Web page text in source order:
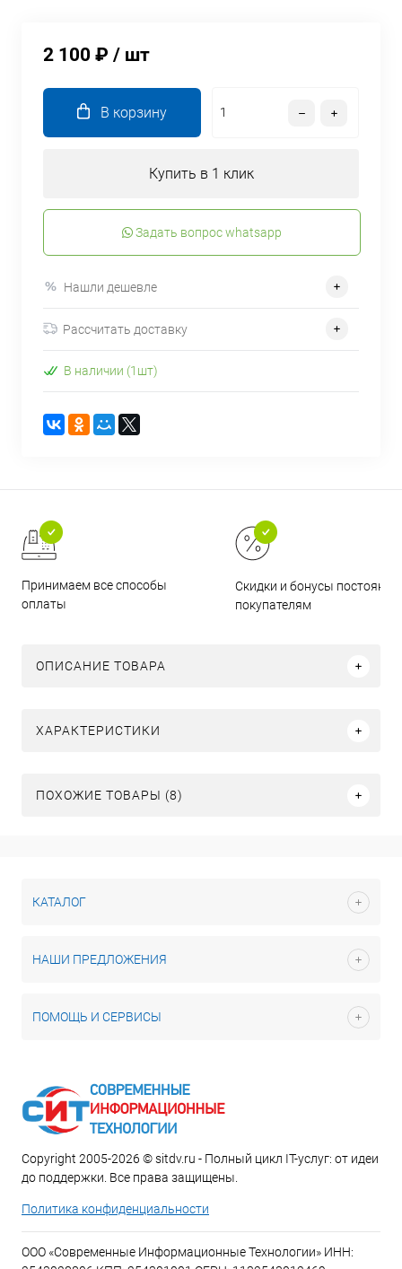
2 100 ₽ / шт
В корзину
Купить в 1 клик
Задать вопрос whatsapp
Нашли дешевле
Рассчитать доставку
В наличии (1шт)
Принимаем все способы
оплаты
Скидки и бонусы
покупателям
ОПИСАНИЕ ТОВАРА
ХАРАКТЕРИСТИКИ
ПОХОЖИЕ ТОВАРЫ (8)
КАТАЛОГ
НАШИ ПРЕДЛОЖЕНИЯ
ПОМОЩЬ И СЕРВИСЫ
Copyright 2005-2026 © sitdv.ru - Полный цикл IT-услуг: от идеи
до поддержки. Все права защищены.
Политика конфиденциальности
ООО «Современные Информационные Технологии» ИНН: